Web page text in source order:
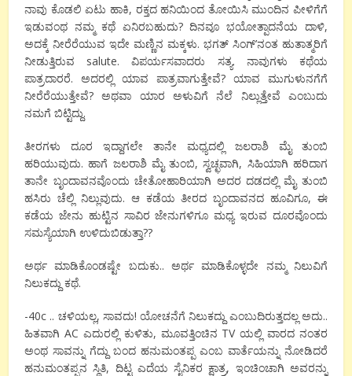
ನಾವು ಕೊಡಲಿ ಏಟು ಹಾಕಿ, ರಕ್ತದ ಹನಿಯಿಂದ ತೋಯಿಸಿ ಮುಂದಿನ ಪೀಳಿಗೆಗೆ
ಇಡುವಂಥ ನಮ್ಮ ಕಥೆ ಏನಿರಬಹುದು? ದಿನವೂ ಭಯೋತ್ಪಾದನೆಯ ದಾಳಿ,
ಅದಕ್ಕೆ ನೀರೆರೆಯುವ ಇದೇ ಮಣ್ಣಿನ ಮಕ್ಕಳು. ಭಗತ್ ಸಿಂಗ್’ನಂತ ಹುತಾತ್ಮರಿಗೆ
ನೀಡುತ್ತಿರುವ salute. ವಿಪರ್ಯಸವಾದರು ಸತ್ಯ. ನಾವುಗಳು ಕಥೆಯ
ಪಾತ್ರದಾರರೆ. ಅದರಲ್ಲಿ ಯಾವ ಪಾತ್ರವಾಗುತ್ತೇವೆ? ಯಾವ ಮುಗುಳುನಗೆಗೆ
ನೀರೆರೆಯುತ್ತೇವೆ? ಅಥವಾ ಯಾರ ಅಳುವಿಗೆ ನೆಲೆ ನಿಲ್ಲುತ್ತೇವೆ ಎಂಬುದು
ನಮಗೆ ಬಿಟ್ಟಿದ್ದು.
ತೀರಗಳು ದೂರ ಇದ್ದಾಗಲೇ ತಾನೇ ಮಧ್ಯದಲ್ಲಿ ಜಲರಾಶಿ ಮೈ ತುಂಬಿ
ಹರಿಯುವುದು. ಹಾಗೆ ಜಲರಾಶಿ ಮೈ ತುಂಬಿ, ಸ್ವಚ್ಛವಾಗಿ, ಸಿಹಿಯಾಗಿ ಹರಿದಾಗ
ತಾನೇ ಬೃಂದಾವನವೊಂದು ಚೇತೋಹಾರಿಯಾಗಿ ಅದರ ದಡದಲ್ಲಿ ಮೈ ತುಂಬಿ
ಹಸಿರು ಚೆಲ್ಲಿ ನಿಲ್ಲುವುದು. ಆ ಕಡೆಯ ತೀರದ ಬೃಂದಾವನದ ಹೂವಿಗೂ, ಈ
ಕಡೆಯ ಜೇನು ಹುಟ್ಟಿನ ಸಾವಿರ ಜೇನುಗಳಿಗೂ ಮಧ್ಯ ಇರುವ ದೂರವೊಂದು
ಸಮಸ್ಯೆಯಾಗಿ ಉಳಿದುಬಿಡುತ್ತಾ??
ಅರ್ಥ ಮಾಡಿಕೊಂಡಷ್ಟೇ ಬದುಕು.. ಅರ್ಥ ಮಾಡಿಕೊಳ್ಳದೇ ನಮ್ಮ ನಿಲುವಿಗೆ
ನಿಲುಕದ್ದು ಕಥೆ.
-40c .. ಚಳಿಯಲ್ಲ, ಸಾವದು! ಯೋಚನೆಗೆ ನಿಲುಕದ್ದು ಎಂಬುದಿರುತ್ತದಲ್ಲ ಅದು..
ಹಿತವಾಗಿ AC ಎದುರಲ್ಲಿ ಕುಳಿತು, ಮೂವತ್ತಿಂಚಿನ TV ಯಲ್ಲಿ ವಾರದ ನಂತರ
ಅಂಥ ಸಾವನ್ನು ಗೆದ್ದು ಬಂದ ಹನುಮಂತಪ್ಪ ಎಂಬ ವಾರ್ತೆಯನ್ನು ನೋಡಿದರೆ
ಹನುಮಂತಪ್ಪನ ಸ್ಥಿತಿ, ದಿಟ್ಟ ಎದೆಯ ಸೈನಿಕರ ಕ್ಷಾತ್ರ, ಇಂಚಿಂಚಾಗಿ ಅವರನ್ನು